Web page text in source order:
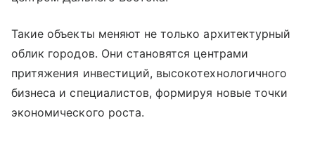
Такие объекты меняют не только архитектурный
облик городов. Они становятся центрами
притяжения инвестиций, высокотехнологичного
бизнеса и специалистов, формируя новые точки
экономического роста.